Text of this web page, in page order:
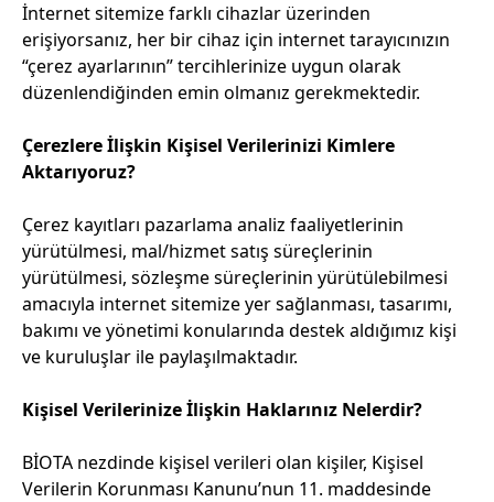
İnternet sitemize farklı cihazlar üzerinden
erişiyorsanız, her bir cihaz için internet tarayıcınızın
“çerez ayarlarının” tercihlerinize uygun olarak
düzenlendiğinden emin olmanız gerekmektedir.
Çerezlere İlişkin Kişisel Verilerinizi Kimlere
Aktarıyoruz?
Çerez kayıtları pazarlama analiz faaliyetlerinin
yürütülmesi, mal/hizmet satış süreçlerinin
yürütülmesi, sözleşme süreçlerinin yürütülebilmesi
amacıyla internet sitemize yer sağlanması, tasarımı,
bakımı ve yönetimi konularında destek aldığımız kişi
ve kuruluşlar ile paylaşılmaktadır.
Kişisel Verilerinize İlişkin Haklarınız Nelerdir?
BİOTA nezdinde kişisel verileri olan kişiler, Kişisel
Verilerin Korunması Kanunu’nun 11. maddesinde